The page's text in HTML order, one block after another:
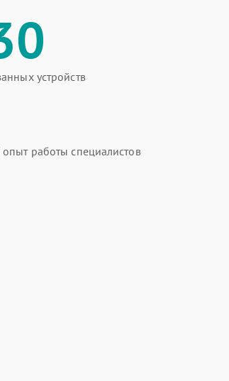
устройств
работы специалистов